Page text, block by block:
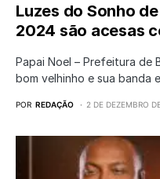
Luzes do Sonho
2024 são acesas
Papai Noel – Prefeitura de
bom velhinho e sua banda
POR REDAÇÃO 2 DE DEZEMBRO